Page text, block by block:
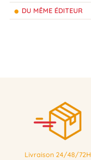
DU MÊME ÉDITEUR
Livraison 24/48/72H